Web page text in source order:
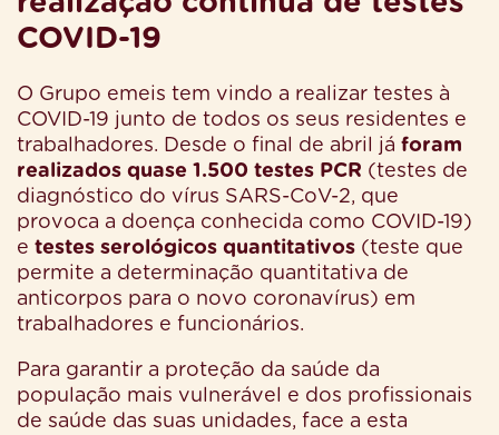
COVID-19
O Grupo emeis tem vindo a realizar testes à
COVID-19 junto de todos os seus residentes e
trabalhadores. Desde o final de abril já foram
realizados quase 1.500 testes PCR (testes de
diagnóstico do vírus SARS-CoV-2, que
provoca a doença conhecida como COVID-19)
e testes serológicos quantitativos (teste que
permite a determinação quantitativa de
anticorpos para o novo coronavírus) em
trabalhadores e funcionários.
Para garantir a proteção da saúde da
população mais vulnerável e dos profissionais
de saúde das suas unidades, face a esta